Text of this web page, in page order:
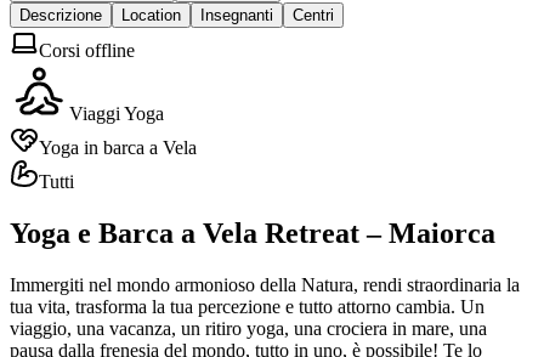
Descrizione
Location Insegnanti Centri
Corsi offline
Viaggi Yoga
Yoga in barca a Vela
Tutti
Yoga e Barca a Vela Retreat – Maiorca
Immergiti nel mondo armonioso della Natura, rendi straordinaria la
tua vita, trasforma la tua percezione e tutto attorno cambia. Un
viaggio, una vacanza, un ritiro yoga, una crociera in mare, una
pausa dalla frenesia del mondo, tutto in uno, è possibile! Te lo